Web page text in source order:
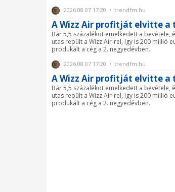
2026.08.07 17:20 • trendfm.hu
A Wizz Air profitját elvitte a
Bár 5,5 százalékot emelkedett a bevétele,
utas repült a Wizz Air-rel, így is 200 millió
produkált a cég a 2. negyedévben.
2026.08.07 17:20 • trendfm.hu
A Wizz Air profitját elvitte a
Bár 5,5 százalékot emelkedett a bevétele,
utas repült a Wizz Air-rel, így is 200 millió
produkált a cég a 2. negyedévben.